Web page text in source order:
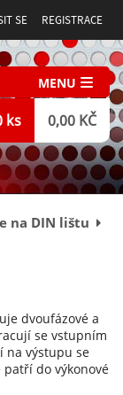
SE REGISTRACE
MENU
ks 0,00 KČ
na DIN lištu
dvoufázové a
se vstupním
na výstupu se
patří do výkonové